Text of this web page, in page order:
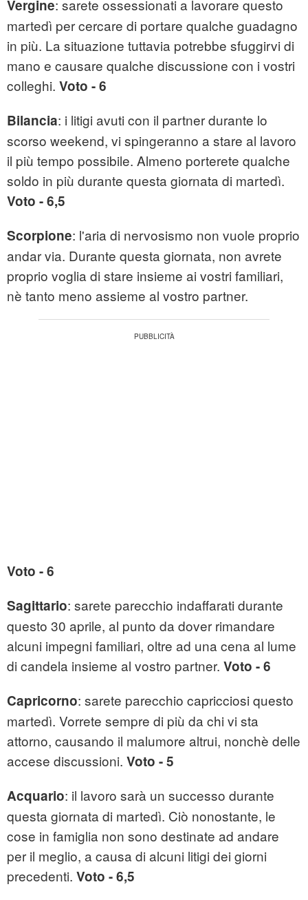
Vergine: sarete ossessionati a lavorare questo
martedì per cercare di portare qualche guadagno
in più. La situazione tuttavia potrebbe sfuggirvi di
mano e causare qualche discussione con i vostri
colleghi. Voto - 6
Bilancia: i litigi avuti con il partner durante lo
scorso weekend, vi spingeranno a stare al lavoro
il più tempo possibile. Almeno porterete qualche
soldo in più durante questa giornata di martedì.
Voto - 6,5
Scorpione: l'aria di nervosismo non vuole proprio
andar via. Durante questa giornata, non avrete
proprio voglia di stare insieme ai vostri familiari,
nè tanto meno assieme al vostro partner.
Voto - 6
Sagittario: sarete parecchio indaffarati durante
questo 30 aprile, al punto da dover rimandare
alcuni impegni familiari, oltre ad una cena al lume
di candela insieme al vostro partner. Voto - 6
Capricorno: sarete parecchio capricciosi questo
martedì. Vorrete sempre di più da chi vi sta
attorno, causando il malumore altrui, nonchè delle
accese discussioni. Voto - 5
Acquario: il lavoro sarà un successo durante
questa giornata di martedì. Ciò nonostante, le
cose in famiglia non sono destinate ad andare
per il meglio, a causa di alcuni litigi dei giorni
precedenti. Voto - 6,5